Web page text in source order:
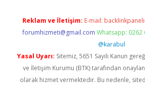
Reklam ve İletişim: E-mail:
forumhizmeti@gmail.com Whatsapp: 0262
@karabul
Yasal Uyarı: Sitemiz, 5651 Sayılı Kanun
ve İletişim Kurumu (BTK) tarafından
olarak hizmet vermektedir. Bu nedenle,